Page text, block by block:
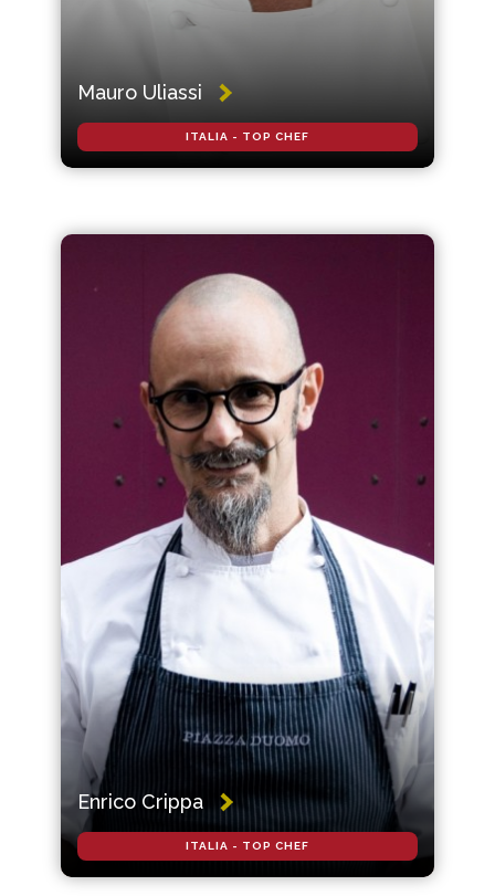
Mauro Uliassi
ITALIA - TOP CHEF
Enrico Crippa
ITALIA - TOP CHEF